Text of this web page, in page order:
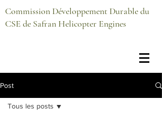
Commission Développement Durable du
CSE de Safran Helicopter Engines
Post
Tous les posts